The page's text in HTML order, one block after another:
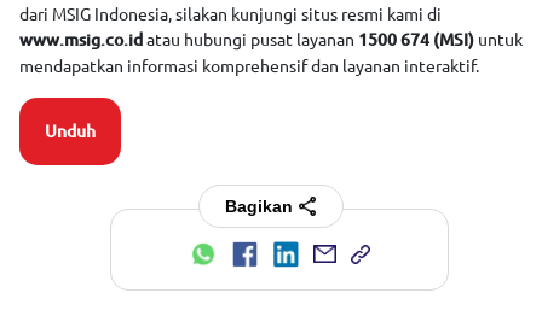
dari MSIG Indonesia, silakan kunjungi situs resmi kami di
www.msig.co.id atau hubungi pusat layanan 1500 674 (MSI) untuk
mendapatkan informasi komprehensif dan layanan interaktif.
Unduh
Bagikan